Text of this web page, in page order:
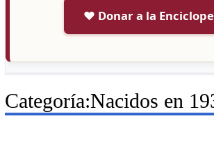
❤️ Donar a la
Categoría:Nacidos en